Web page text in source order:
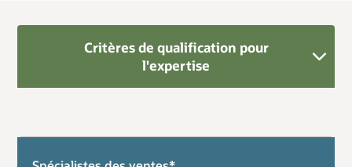
Critères de qualification pour
l'expertise